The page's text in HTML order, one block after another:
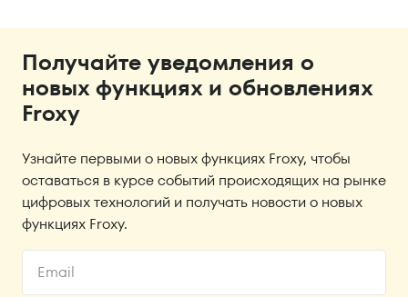
Получайте уведомления о
новых функциях и обновлениях
Froxy
Узнайте первыми о новых функциях Froxy, чтобы
оставаться в курсе событий происходящих на рынке
цифровых технологий и получать новости о новых
функциях Froxy.